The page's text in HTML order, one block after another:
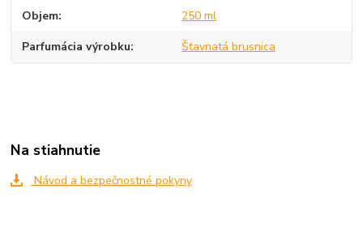
Objem 250 ml
Parfumácia výrobku Šťavnatá brusnica
Na stiahnutie
Návod a bezpečnostné pokyny